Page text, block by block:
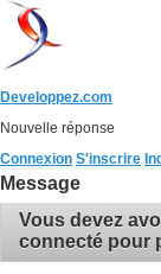
Developpez.com
Nouvelle réponse
Connexion S'inscrire
Message
Vous devez
connecté pour